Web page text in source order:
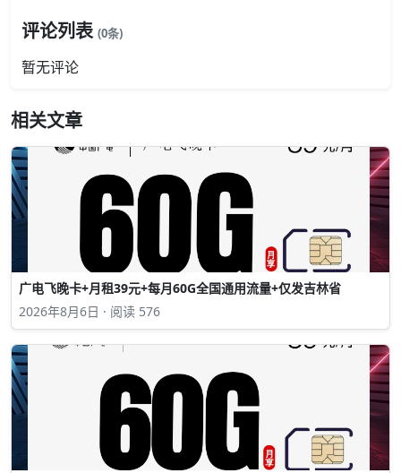
评论列表 (0条)
暂无评论
相关文章
广电飞晚卡+月租39元+每月60G全国通用流量+仅发吉林省
2026年8月6日 · 阅读 576